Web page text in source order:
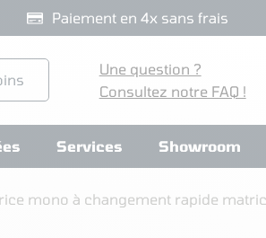
Paiement en 4x sans frais
Une question ?
Consultez notre FAQ !
Services Showroom
mono à changement rapide